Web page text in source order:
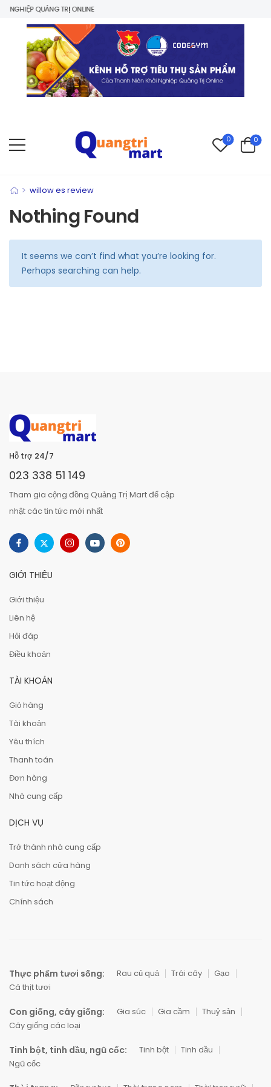
QUẢNG TRỊ ONLINE
0 0
> willow es review
Nothing Found
It seems we can’t find what you’re looking for.
Perhaps searching can help.
Hỗ trợ 24/7
023 338 51 149
Tham gia cộng đồng Quảng Trị Mart để cập
nhật các tin tức mới nhất
GIỚI THIỆU
Giới thiệu
Liên hệ
Hỏi đáp
Điều khoản
TÀI KHOẢN
Giỏ hàng
Tài khoản
Yêu thích
Thanh toán
Đơn hàng
Nhà cung cấp
DỊCH VỤ
Trở thành nhà cung cấp
Danh sách cửa hàng
Tin tức hoạt động
Chính sách
Thực phẩm tươi sống: Rau củ quả Trái cây
Gạo
Cá thịt tươi
Con giống, cây giống: Gia súc Gia cầm
Thuỷ sản
Cây giống các loại
Tinh bột, tinh dầu, ngũ cốc: Tinh bột
Tinh dầu
Ngũ cốc